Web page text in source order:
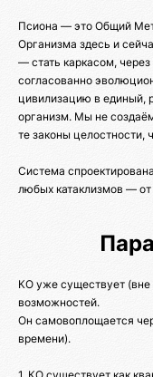
Псиона — это Общий
Организма здесь и
— стать каркасом,
согласованно
цивилизацию в единый,
организм. Мы не
те законы
Система
любых катаклизмов — от
КО уже существует (вне
возможностей.
Он самовоплощается
времени).